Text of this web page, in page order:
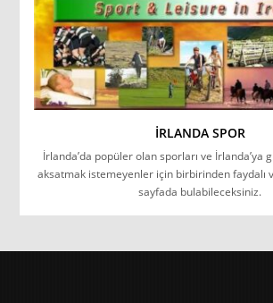
İRLANDA SPOR
İrlanda’da popüler olan sporları ve İrlanda’ya
aksatmak istemeyenler için birbirinden faydalı
sayfada bulabileceksiniz.